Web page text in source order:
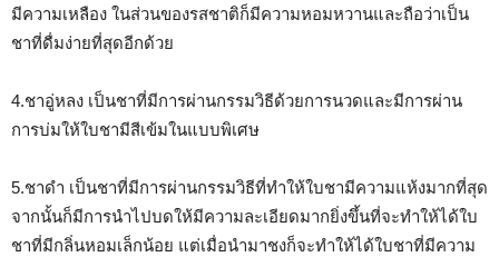
มีความเหลือง ในส่วนของรสชาติก็มีความหอมหวานและถือว่าเป็น
ชาที่ดื่มง่ายที่สุดอีกด้วย
4.ชาอู่หลง เป็นชาที่มีการผ่านกรรมวิธีด้วยการนวดและมีการผ่าน
การบ่มให้ใบชามีสีเข้มในแบบพิเศษ
5.ชาดำ เป็นชาที่มีการผ่านกรรมวิธีที่ทำให้ใบชามีความแห้งมากที่สุด
จากนั้นก็มีการนำไปบดให้มีความละเอียดมากยิ่งขึ้นที่จะทำให้ได้ใบ
ชาที่มีกลิ่นหอมเล็กน้อย แต่เมื่อนำมาชงก็จะทำให้ได้ใบชาที่มีความ